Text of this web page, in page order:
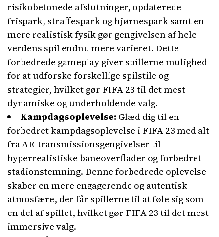
risikobetonede afslutninger, opdaterede
frispark, straffespark og hjørnespark samt en
mere realistisk fysik gør gengivelsen af hele
verdens spil endnu mere varieret. Dette
forbedrede gameplay giver spillerne mulighed
for at udforske forskellige spilstile og
strategier, hvilket gør FIFA 23 til det mest
dynamiske og underholdende valg.
Kampdagsoplevelse:Glæd dig til en
forbedret kampdagsoplevelse i FIFA 23 med alt
fra AR-transmissionsgengivelser til
hyperrealistiske baneoverflader og forbedret
stadionstemning. Denne forbedrede oplevelse
skaber en mere engagerende og autentisk
atmosfære, der får spillerne til at føle sig som
en del af spillet, hvilket gør FIFA 23 til det mest
immersive valg.